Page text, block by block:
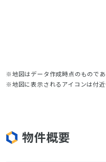
地図はデータ作成時点のもので
地図に表示されるアイコンは付
物件概要